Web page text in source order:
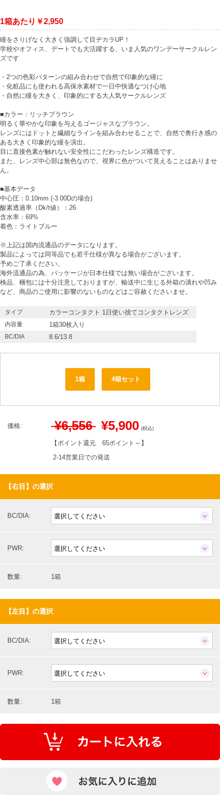
1箱あたり￥2,950
瞳をさりげなく大きく強調して目ヂカラUP！
学校やオフィス、デートでも大活躍する、いま人気のワンデーサークルレン
ズです
・2つの色彩パターンの組み合わせで自然で印象的な瞳に
・化粧品にも使われる高保水素材で一日中快適なつけ心地
・自然に瞳を大きく、印象的にする大人気サークルレンズ
■カラー：リッチブラウン
明るく華やかな印象を与えるゴージャスなブラウン。
レンズにはドットと繊細なラインを組み合わせることで、自然で奥行き感の
ある大きく印象的な瞳を演出。
目に直接色素が触れない安全性にこだわったレンズ構造です。
また、レンズ中心部は無色なので、視界に色がついて見えることはありませ
ん。
■基本データ
中心圧：0.10mm (-3.00Dの場合)
酸素透過率（Dk/t値）：26
含水率：69%
着色：ライトブルー
※上記は国内流通品のデータになります。
製品によっては同等品でも若干仕様が異なる場合がございます。
予めご了承ください。
海外流通品の為、パッケージが日本仕様では無い場合がございます。
検品、梱包には十分注意しておりますが、輸送中に生じる外箱の潰れや凹み
など、商品のご使用に影響のないものなどはご容赦くださいませ。
タイプ カラーコンタクト 1日使い捨てコンタクトレンズ
内容量 1箱30枚入り
BC/DIA 8.6/13.8
1箱 4箱セット
価格: ¥6,556 ¥5,900 (税込)
【ポイント還元 65ポイント～ 】
2-14営業日での発送
【右目】の選択
BC/DIA:
PWR:
数量: 1箱
【左目】の選択
BC/DIA:
PWR:
数量: 1箱